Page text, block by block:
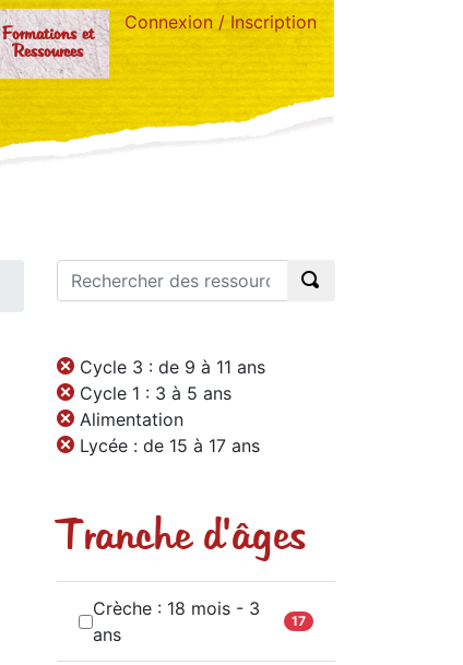
Formations et
Ressources
Connexion / Inscription
Cycle 3 : de 9 à 11 ans
Cycle 1 : 3 à 5 ans
Alimentation
Lycée : de 15 à 17 ans
Tranche d'âges
Crèche : 18 mois - 3
ans
17